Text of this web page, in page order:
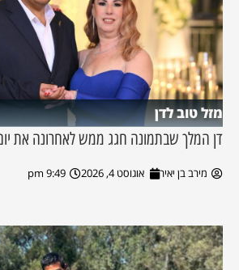
מזל טוב לדן
דן המלך שבתמונה חגג ממש לאחרונה את
מירב בן יאיר אוגוסט 4, 2026 9:49 pm